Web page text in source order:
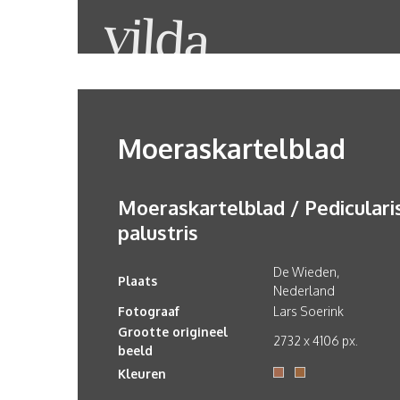
Moeraskartelblad
Moeraskartelblad /
palustris
Plaats
De Wieden,
Nederland
Fotograaf
Lars Soerink
Grootte origineel
beeld
2732 x 4106 px.
Kleuren